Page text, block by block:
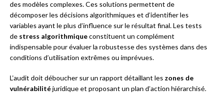
des modèles complexes. Ces solutions permettent de
décomposer les décisions algorithmiques et d’identifier les
variables ayant le plus d’influence sur le résultat final. Les tests
de stress algorithmiqueconstituent un complément
indispensable pour évaluer la robustesse des systèmes dans des
conditions d’utilisation extrêmes ou imprévues.
L’audit doit déboucher sur un rapport détaillant les zones de
vulnérabilitéjuridique et proposant un plan d’action hiérarchisé.